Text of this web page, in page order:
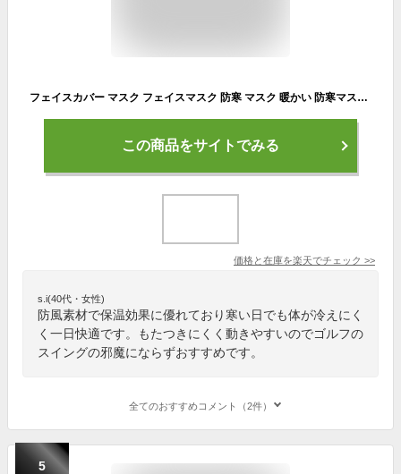
フェイスカバー マスク フェイスマスク 防寒 マスク 暖かい 防寒マスク ネックウォーマー 保温 冬用 防風 ネックガード 防寒対策 首巻き 洗える 日よけマスク レディース メンズ スキー スノーボード アウトドア 登山 旅行 秋 冬
この商品をサイトでみる
価格と在庫を楽天でチェック >>
s.i(40代・女性)
防風素材で保温効果に優れており寒い日でも体が冷えにく
く一日快適です。もたつきにくく動きやすいのでゴルフの
スイングの邪魔にならずおすすめです。
全てのおすすめコメント（2件）
5